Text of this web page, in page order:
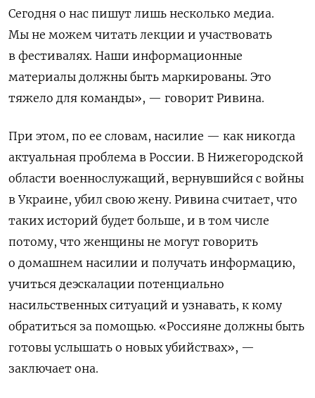
Сегодня о нас пишут лишь несколько медиа.
Мы не можем читать лекции и участвовать
в фестивалях. Наши информационные
материалы должны быть маркированы. Это
тяжело для команды», — говорит Ривина.
При этом, по ее словам, насилие — как никогда
актуальная проблема в России. В Нижегородской
области военнослужащий, вернувшийся с войны
в Украине, убил свою жену. Ривина считает, что
таких историй будет больше, и в том числе
потому, что женщины не могут говорить
о домашнем насилии и получать информацию,
учиться деэскалации потенциально
насильственных ситуаций и узнавать, к кому
обратиться за помощью. «Россияне должны быть
готовы услышать о новых убийствах», —
заключает она.